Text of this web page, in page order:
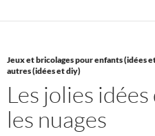
Jeux et bricolages pour enfants (idées
autres (idées et diy)
Les jolies
les nuages